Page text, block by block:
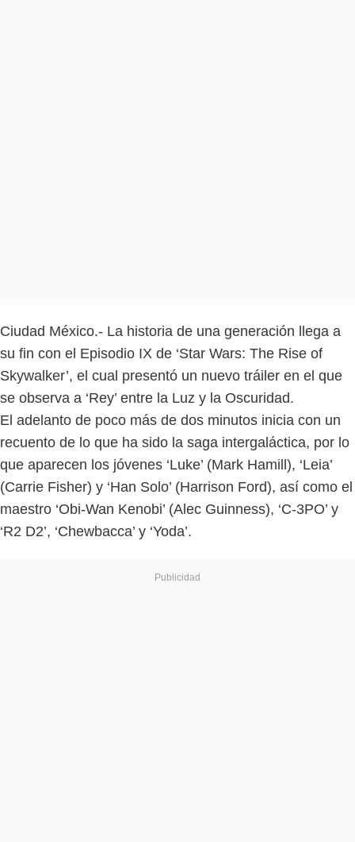
Ciudad México.- La historia de una generación llega a
su fin con el Episodio IX de ‘Star Wars: The Rise of
Skywalker’, el cual presentó un nuevo tráiler en el que
se observa a ‘Rey’ entre la Luz y la Oscuridad.
El adelanto de poco más de dos minutos inicia con un
recuento de lo que ha sido la saga intergaláctica, por lo
que aparecen los jóvenes ‘Luke’ (Mark Hamill), ‘Leia’
(Carrie Fisher) y ‘Han Solo’ (Harrison Ford), así como el
maestro ‘Obi-Wan Kenobi’ (Alec Guinness), ‘C-3PO’ y
‘R2 D2’, ‘Chewbacca’ y ‘Yoda’.